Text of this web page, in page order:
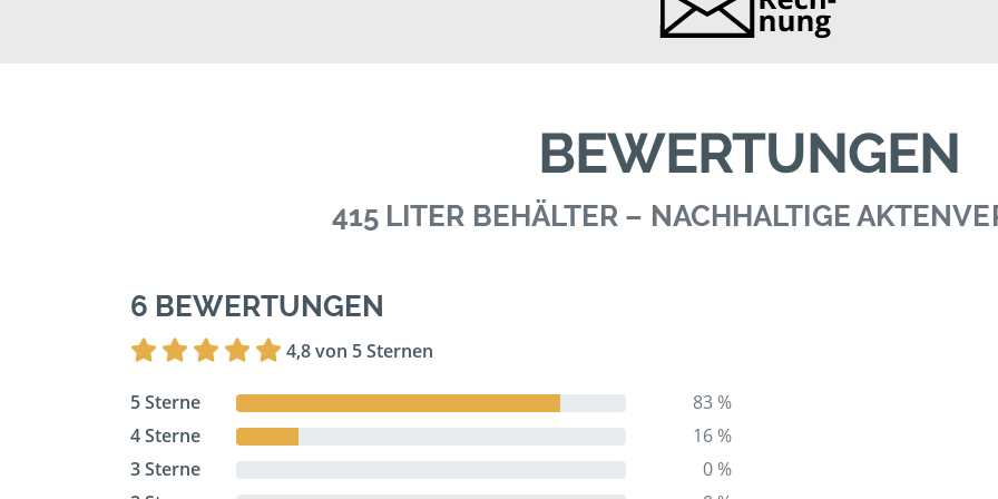
BEWERTUNGEN
415 LITER BEHÄLTER – NACHHALTIGE
6 BEWERTUNGEN
4,8 von 5 Sternen
5 Sterne
83 %
4 Sterne
16 %
3 Sterne
0 %